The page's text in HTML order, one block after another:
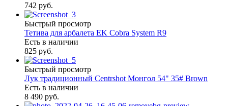
742 руб.
Быстрый просмотр
Тетива для арбалета EK Cobra System R9
Есть в наличии
825 руб.
Быстрый просмотр
Лук традиционный Centrshot Монгол 54" 35# Brown
Есть в наличии
8 490 руб.